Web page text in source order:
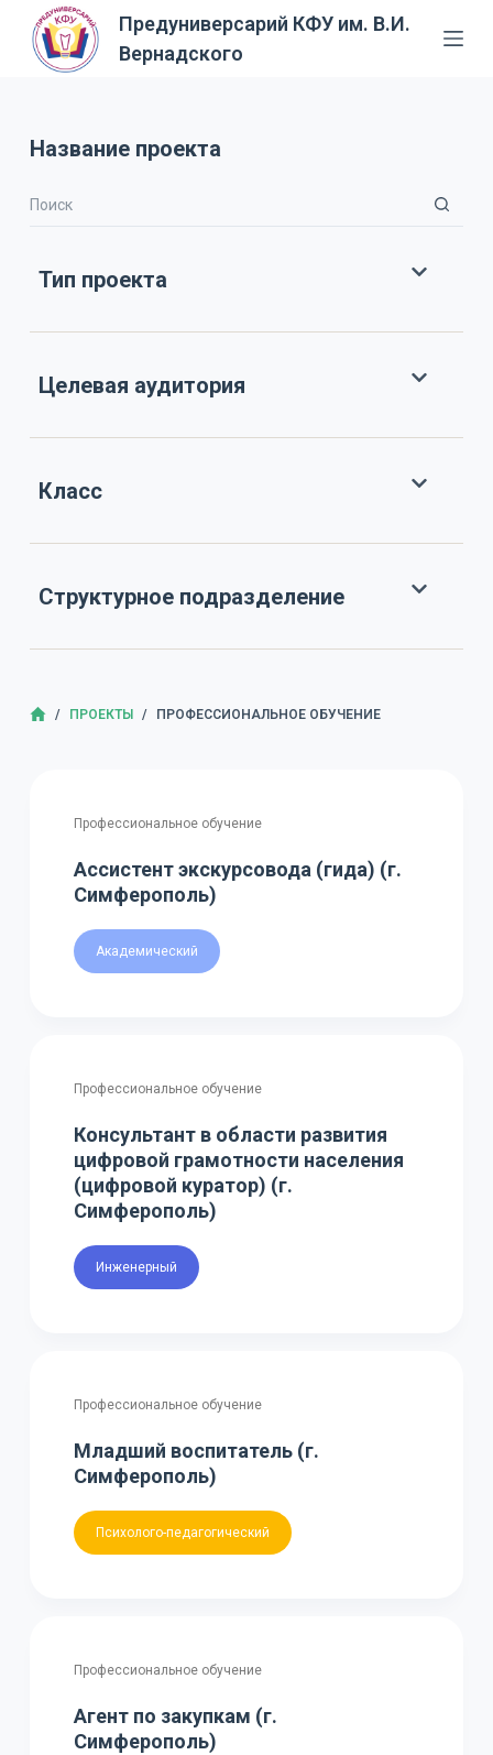
П
й
и
и
Предуниверсарий КФУ им. В.И.
Вернадского
ГЛАВНАЯ
/ ПРОЕКТЫ / ПРОФЕССИОНАЛЬНОЕ ОБУЧЕНИЕ
Профессиональное обучение
Ассистент экскурсовода (гида) (г.
Симферополь)
Академический
Профессиональное обучение
Консультант в области развития
цифровой грамотности населения
(цифровой куратор) (г.
Симферополь)
Инженерный
Профессиональное обучение
Младший воспитатель (г.
Симферополь)
Психолого-педагогический
Профессиональное обучение
Агент по закупкам (г.
Симферополь)
Название проекта
Тип проекта
Целевая аудитория
Класс
Структурное подразделение